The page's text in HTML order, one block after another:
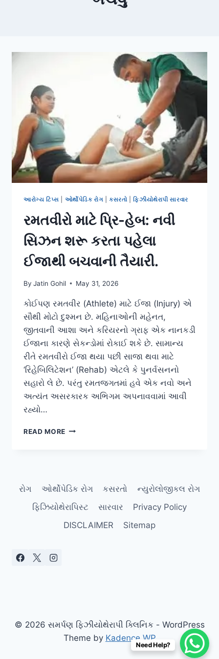
આરોગ્ય ટિપ્સ ઓર્થોપેડિક રોગ |કસરતો |ફિઝીયોથેરાપી સારવાર
રમતવીરો માટે પ્રિ-હેબ: નવી
સિઝન શરૂ કરતા પહેલા
ઈજાથી બચવાની તૈયારી.
By Jatin Gohil May 31, 2026
કોઈપણ રમતવીર (Athlete) માટે ઈજા (Injury) એ
સૌથી મોટો દુશ્મન છે. મહિનાઓની મહેનત,
જીતવાની આશા અને કરિયરનો ગ્રાફ એક નાનકડી
ઈજાના કારણે સેકન્ડોમાં રોકાઈ શકે છે. સામાન્ય
રીતે રમતવીરો ઈજા થયા પછી સાજા થવા માટે
‘રિહેબિલિટેશન’ (Rehab) એટલે કે પુનર્વસનનો
સહારો લે છે. પરંતુ રમતજગતમાં હવે એક નવો અને
અત્યંત અસરકારક અભિગમ અપનાવવામાં આવી
રહ્યો…
READ MORE રમતવીરો
શરૂ
કરતા
પહેલા
ઈજાથી
રોગ ઓર્થોપેડિક રોગ કસરતો
ન્યુરોલોજીકલ રોગ
ફિઝિયોથેરાપિસ્ટ
સારવાર
Privacy Policy
DISCLAIMER
Sitemap
© 2026 સમર્પણ ફિઝીયોથેરાપી ક્લિનિક - WordPress
Theme by Kadence WP
Need Help?